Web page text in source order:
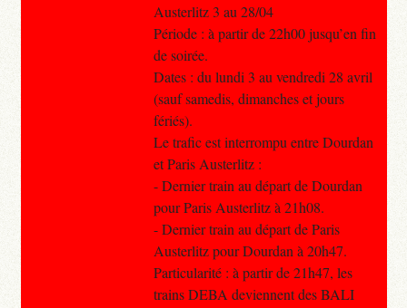
Austerlitz 3 au 28/04
Période : à partir de 22h00 jusqu’en fin
de soirée.
Dates : du lundi 3 au vendredi 28 avril
(sauf samedis, dimanches et jours
fériés).
Le trafic est interrompu entre Dourdan
et Paris Austerlitz :
- Dernier train au départ de Dourdan
pour Paris Austerlitz à 21h08.
- Dernier train au départ de Paris
Austerlitz pour Dourdan à 20h47.
Particularité : à partir de 21h47, les
trains DEBA deviennent des BALI